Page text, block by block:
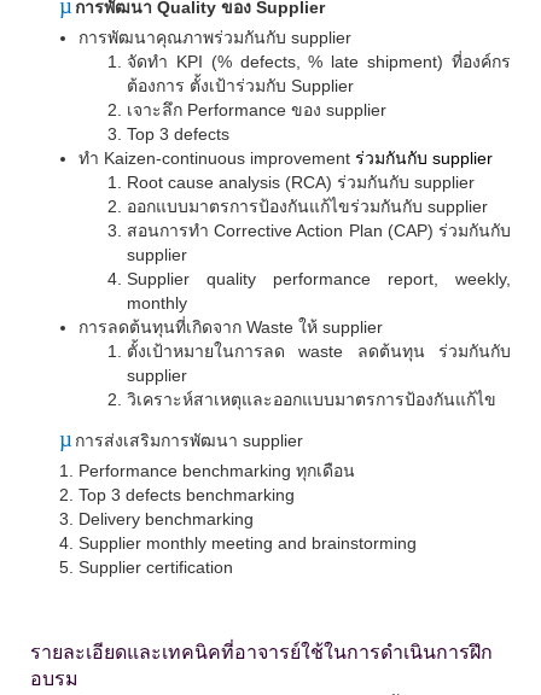
µ การพัฒนา Quality ของ Supplier
การพัฒนาคุณภาพร่วมกันกับ supplier
จัดทำ KPI (% defects, % late shipment)ที่องค์กร
ต้องการ ตั้งเป้าร่วมกับ Supplier
เจาะลึก Performance ของ supplier
Top 3 defects
ทำ Kaizen-continuous improvement ร่วมกันกับ supplier
Root cause analysis (RCA) ร่วมกันกับ supplier
ออกแบบมาตรการป้องกันแก้ไขร่วมกันกับ supplier
สอนการทำCorrective Action Plan (CAP) ร่วมกันกับ
supplier
Supplier quality performance report, weekly,
monthly
การลดต้นทุนที่เกิดจาก Waste ให้ supplier
ตั้งเป้าหมายในการลดwaste ลดต้นทุน ร่วมกันกับ
supplier
วิเคราะห์สาเหตุและออกแบบมาตรการป้องกันแก้ไข
µ การส่งเสริมการพัฒนา supplier
Performance benchmarking ทุกเดือน
Top 3 defects benchmarking
Delivery benchmarking
Supplier monthly meeting and brainstorming
Supplier certification
รายละเอียดและเทคนิคที่อาจารย์ใช้ในการดำเนินการฝึก
อบรม